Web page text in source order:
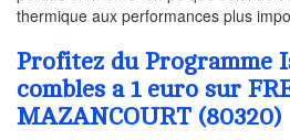
thermique aux performances plus
Profitez du Programme
combles a 1 euro sur
MAZANCOURT (80320)